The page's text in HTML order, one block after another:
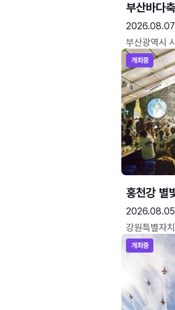
부산바다
부산광역시
개최중
홍천강 별
강원특별자
개최중